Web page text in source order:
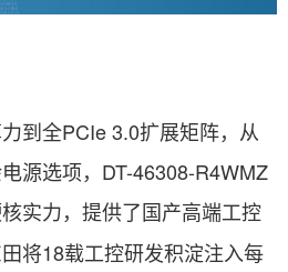
全PCIe 3.0扩展矩阵，从
源选项，DT-46308-R4WMZ
实力，提供了国产高端工控
将18载工控研发积淀注入每